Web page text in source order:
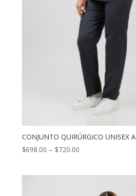
CONJUNTO QUIRÚRGICO UNISEX
$698.00 – $720.00